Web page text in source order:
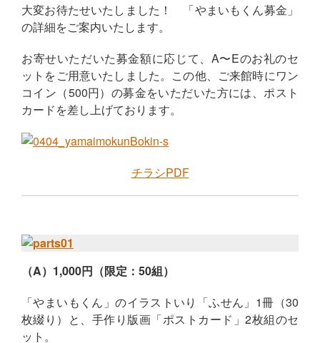
大変お待たせいたしました！ 「やまいもくん募金」
の詳細をご案内いたします。
お寄せいただいた募金額に応じて、A〜Eのお礼のセ
ットをご用意いたしました。この他、ご来館時にワン
コイン（500円）の募金をいただいた方には、ポスト
カードを差し上げております。
チラシPDF
（A）1,000円（限定：50組）
「やまいもくん」のイラストいり「ふせん」1冊（30
枚綴り）と、手作り版画「ポストカード」2枚組のセ
ット。